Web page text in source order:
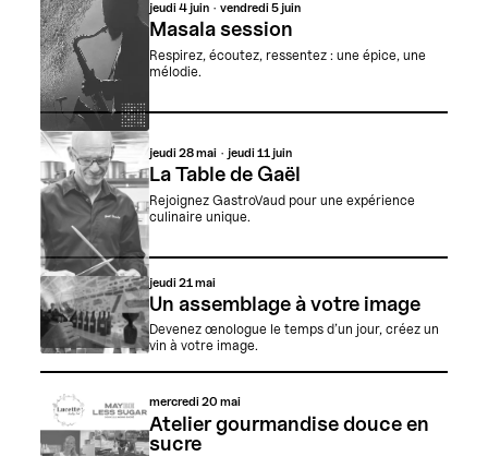
jeudi4 juin vendredi5 juin
Masala session
Respirez, écoutez, ressentez : une épice, une
mélodie.
jeudi28 mai jeudi11 juin
La Table de Gaël
Rejoignez GastroVaud pour une expérience
culinaire unique.
jeudi21 mai
Un assemblage à votre image
Devenez œnologue le temps d’un jour, créez un
vin à votre image.
mercredi20 mai
Atelier gourmandise douce en
sucre